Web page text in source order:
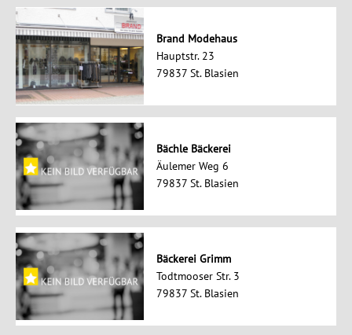
Brand Modehaus
Hauptstr. 23
79837 St. Blasien
Bächle Bäckerei
Äulemer Weg 6
79837 St. Blasien
Bäckerei Grimm
Todtmooser Str. 3
79837 St. Blasien